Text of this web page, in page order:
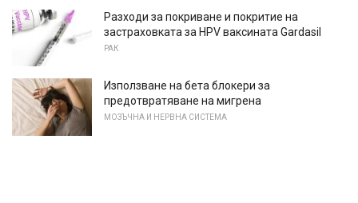
Разходи за покриване и покритие на
застраховката за HPV ваксината Gardasil
РАК
Използване на бета блокери за
предотвратяване на мигрена
МОЗЪЧНА И НЕРВНА СИСТЕМА